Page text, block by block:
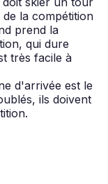
de la compétition
prend la
qui dure
très facile à
d'arrivée est le
ils doivent